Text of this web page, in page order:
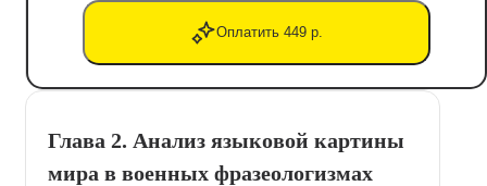
Оплатить 449 р.
Глава 2. Анализ языковой картины
мира в военных фразеологизмах